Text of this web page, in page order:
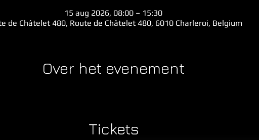
15 aug 2026, 08:00 – 15:30
de Châtelet 480, Route de Châtelet 480, 6010 Charleroi, Belgium
Over het evenement
Tickets